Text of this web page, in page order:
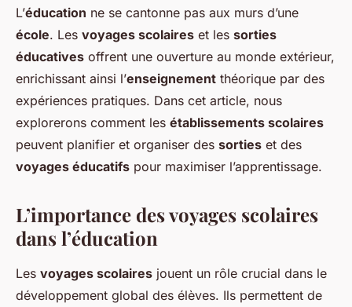
Comment les écoles peuvent-
elles organiser des voyages
éducatifs pour promouvoir
l'apprentissage en dehors de
la classe?
L’éducation ne se cantonne pas aux murs d’une
école. Les voyages scolaires et les sorties
éducatives offrent une ouverture au monde extérieur,
enrichissant ainsi l’enseignement théorique par des
expériences pratiques. Dans cet article, nous
explorerons comment les établissements scolaires
peuvent planifier et organiser des sorties et des
voyages éducatifs pour maximiser l’apprentissage.
L’importance des voyages scolaires
dans l’éducation
Les voyages scolaires jouent un rôle crucial dans le
développement global des élèves. Ils permettent de